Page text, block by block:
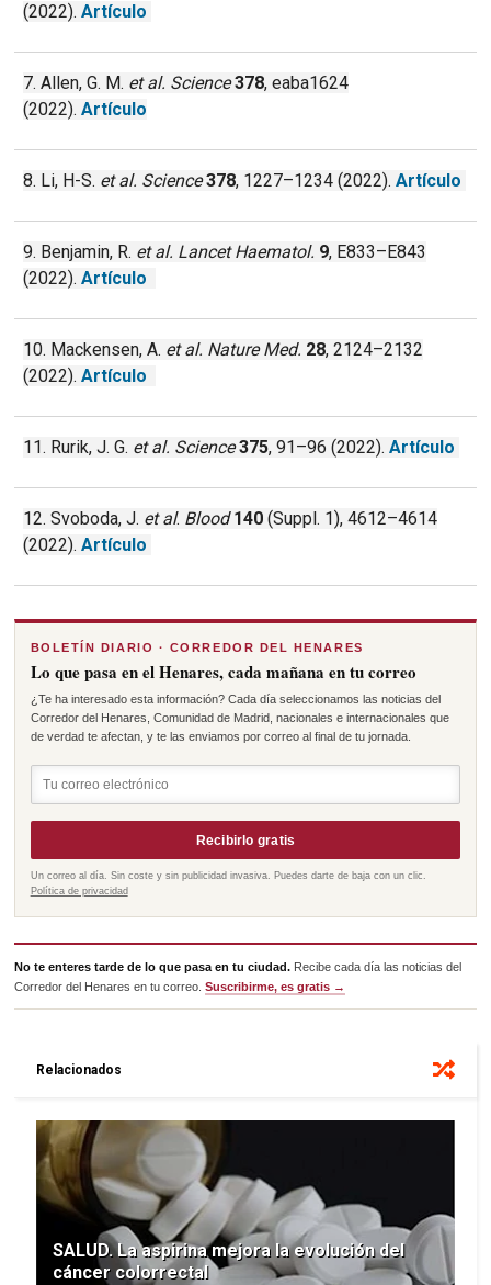
(2022).Artículo
7. Allen, G. M. et al. Science 378, eaba1624
(2022).Artículo
8. Li, H-S. et al. Science 378, 1227–1234 (2022).Artículo
9. Benjamin, R. et al. Lancet Haematol. 9, E833–E843
(2022).Artículo
10. Mackensen, A. et al. Nature Med. 28, 2124–2132
(2022).Artículo
11. Rurik, J. G. et al. Science 375, 91–96 (2022).Artículo
12. Svoboda, J. et al. Blood 140 (Suppl. 1), 4612–4614
(2022).Artículo
BOLETÍN DIARIO · CORREDOR DEL HENARES
Lo que pasa en el Henares, cada mañana en tu correo
¿Te ha interesado esta información? Cada día seleccionamos las noticias del
Corredor del Henares, Comunidad de Madrid, nacionales e internacionales que
de verdad te afectan, y te las enviamos por correo al final de tu jornada.
Recibirlo gratis
Un correo al día. Sin coste y sin publicidad invasiva. Puedes darte de baja con un clic.
Política de privacidad
No te enteres tarde de lo que pasa en tu ciudad. Recibe cada día las noticias del
Corredor del Henares en tu correo.Suscribirme, es gratis →
Relacionados
SALUD. La aspirina mejora la evolución del
cáncer colorrectal